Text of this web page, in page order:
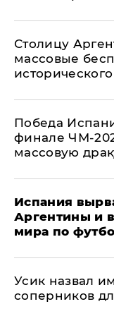
Столицу
массовые
Победа
финале ЧМ-
массовую
Испания
Аргентины и
мира по
Усик назвал
соперников